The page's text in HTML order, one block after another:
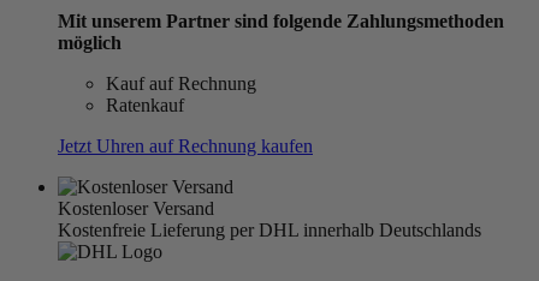
Mit unserem Partner sind folgende Zahlungsmethoden
möglich
Kauf auf Rechnung
Ratenkauf
Jetzt Uhren auf Rechnung kaufen
Kostenloser Versand
Kostenfreie Lieferung per DHL innerhalb Deutschlands